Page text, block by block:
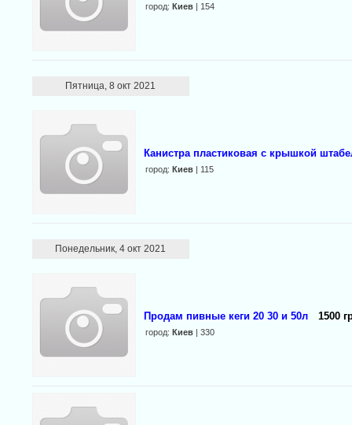
город: Киев| 154
Пятница, 8 окт 2021
Канистра пластиковая с крышкой
город: Киев| 115
Понедельник, 4 окт 2021
Продам пивные кеги 20 30 и 50л 1500
город: Киев| 330